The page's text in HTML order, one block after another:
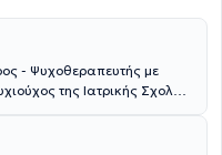
- Ψυχοθεραπευτής με
της Ιατρικής Σχολής
σε διαφορετικά
Νοσοκομείο, 1ο